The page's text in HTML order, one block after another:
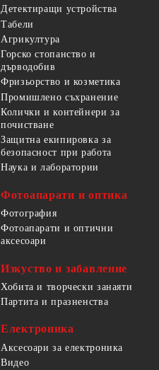
Детектиращи устройства
Табели
Агрикултура
Горско стопанство и
дърводобив
Фризьорство и козметика
Промишлено съхранение
Колички и контейнери за
почистване
Защитна екипировка за
безопасност при работа
Наука и лаборатории
Фотоапарати и оптика
Фотография
Фотоапарати и оптични
аксесоари
Изкуство и забавление
Хобита и творчески занаяти
Партита и празненства
Електроника
Аксесоари за електроника
Видео